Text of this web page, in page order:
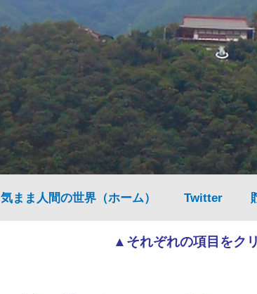
気まま人間の世界（ホーム） Twitter
▲それぞれの項目をク